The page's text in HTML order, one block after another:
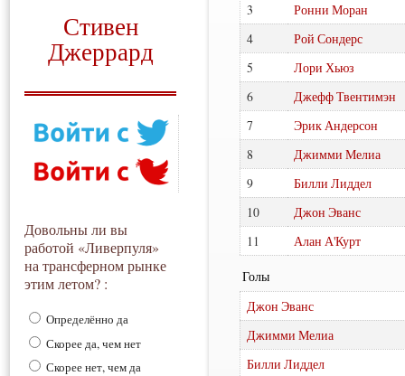
Стивен
Джеррард
Довольны ли вы
работой «Ливерпуля»
на трансферном рынке
этим летом? :
Определённо да
Скорее да, чем нет
Скорее нет, чем да
3
Ронни Моран
4
Рой Сондерс
5
Лори Хьюз
6
Джефф Твентимэн
7
Эрик Андерсон
8
Джимми Мелиа
9
Билли Лиддел
10
Джон Эванс
11
Алан А'Курт
Голы
Джон Эванс
Джимми Мелиа
Билли Лиддел